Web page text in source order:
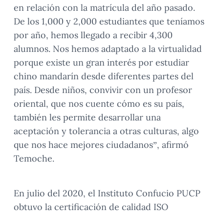
en relación con la matrícula del año pasado.
De los 1,000 y 2,000 estudiantes que teníamos
por año, hemos llegado a recibir 4,300
alumnos. Nos hemos adaptado a la virtualidad
porque existe un gran interés por estudiar
chino mandarín desde diferentes partes del
país. Desde niños, convivir con un profesor
oriental, que nos cuente cómo es su país,
también les permite desarrollar una
aceptación y tolerancia a otras culturas, algo
que nos hace mejores ciudadanos”, afirmó
Temoche.
En julio del 2020, el Instituto Confucio PUCP
obtuvo la certificación de calidad ISO